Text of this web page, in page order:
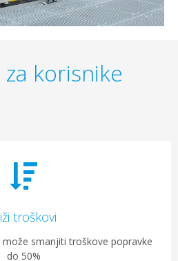
korisnike
troškovi
smanjiti troškove popravke
do 50%